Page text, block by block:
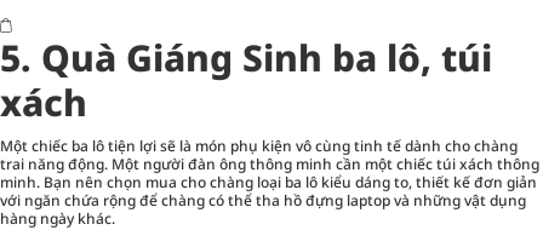
5. Quà Giáng Sinh ba lô, túi
xách
Một chiếc ba lô tiện lợi sẽ là món phụ kiện vô cùng tinh tế dành cho chàng
trai năng động. Một người đàn ông thông minh cần một chiếc túi xách thông
minh. Bạn nên chọn mua cho chàng loại ba lô kiểu dáng to, thiết kế đơn giản
với ngăn chứa rộng để chàng có thể tha hồ đựng laptop và những vật dụng
hàng ngày khác.